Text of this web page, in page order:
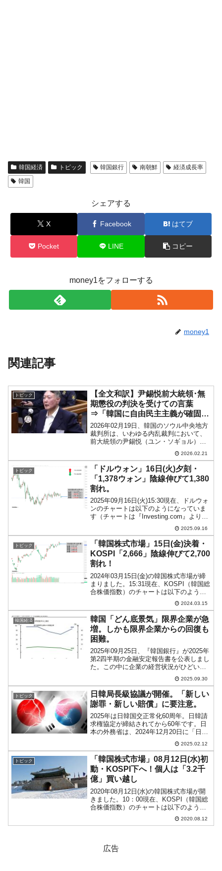
韓国経済 トピック 韓国銀行 南朝鮮
経済成長率
韓国
シェアする
X Facebook はてブ
Pocket LINE コピー
money1をフォローする
money1
関連記事
トピック
【全文和訳】尹錫悦前大統領･無
期懲役の判決を受けての言葉
⇒「韓国に自由民主主義が確固と
して立ち、法治主義が正しく確立
する日、私の判断と決断に対する
再評価を改めて期待する」
2026年02月19日、韓国のソウル中央地方
裁判所は、いわゆる内乱裁判において、
前大統領の尹錫悦（ユン・ソギョル）さ
んに対して無期懲役を言い渡しました。
翌20日、尹錫悦（ユン・ソギョル）さん
は自分の立場表明の文をメディアに公開
しました。以下...
2026.02.21
トピック
「ドルウォン」16日(火)夕刻・
「1,378ウォン」陰線伸びて1,380
割れ。
2025年09月16日(火)15:30現在、ドルウォ
ンのチャートは以下のようになっていま
す（チャートは『Investing.com』より引
用）。陰線が伸びて1,380が割れました。
現在のところ「1ドル＝1,378ウォン」近
辺の攻防となってい...
2025.09.16
トピック
「韓国株式市場」15日(金)決着・
KOSPI「2,666」陰線伸びて2,700
割れ！
2024年03月15日(金)の韓国株式市場が締
まりました。15:31現在、KOSPI（韓国総
合株価指数）のチャートは以下のように
『Investing.com』より引用）。陰線が伸
びてギャップアップ分の窓を埋めていま
す...
2024.03.15
韓国経済
韓国「どん底景気」限界企業が急
増。しかも限界企業からの回復も
困難。
2025年09月25日、『韓国銀行』が2025年
第2四半期の金融安定報告書を公表しまし
た。この中に企業の経営状況がひどいこ
とになっていることを示すデータがあり
ます。以下をご覧ください。⇒参照・引
用元：『韓国銀行』「金融安定状況
（2025年0...
2025.09.30
トピック
日韓局長級協議が開催。「新しい
謝罪・新しい賠償」に要注意。
2025年は日韓国交正常化60周年。日韓請
求権協定が締結されてから60年です。日
本の外務省は、2024年12月20日に「日韓
国交正常化60周年記念事業の募集」とい
う公示を出しています。1.原則2025年1月
1日から2025年12月31日まで...
2025.02.12
トピック
「韓国株式市場」08月12日(水)初
動・KOSPI下へ！個人は「3.2千
億」買い越し
2020年08月12日(水)の韓国株式市場が開
きました。10：00現在、KOSPI（韓国総
合株価指数）のチャートは以下のように
『Investing.com』より引用）。本日は初
2020.08.12
広告